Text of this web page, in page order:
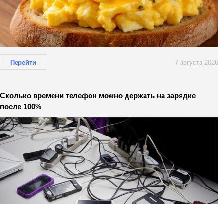
Перейти 7 августа 2026
Сколько времени телефон можно держать на зарядке
после 100%